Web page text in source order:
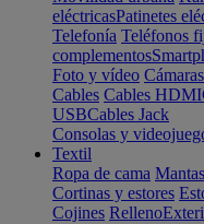
eléctricasPatinetes
Telefonía Teléfonos
complementos
Foto y vídeo
Cables Cables HDMI
USBCables Jack
Consolas y
Textil
Ropa de cama Mantas
Cortinas y estores
Cojines Relleno